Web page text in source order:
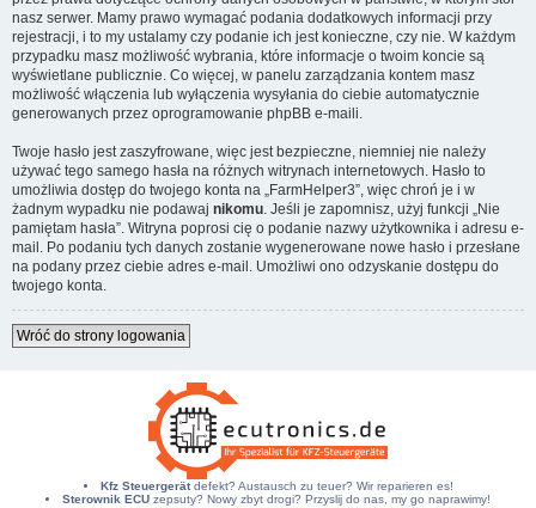
nasz serwer. Mamy prawo wymagać podania dodatkowych informacji przy
rejestracji, i to my ustalamy czy podanie ich jest konieczne, czy nie. W każdym
przypadku masz możliwość wybrania, które informacje o twoim koncie są
wyświetlane publicznie. Co więcej, w panelu zarządzania kontem masz
możliwość włączenia lub wyłączenia wysyłania do ciebie automatycznie
generowanych przez oprogramowanie phpBB e-maili.
Twoje hasło jest zaszyfrowane, więc jest bezpieczne, niemniej nie należy
używać tego samego hasła na różnych witrynach internetowych. Hasło to
umożliwia dostęp do twojego konta na „FarmHelper3”, więc chroń je i w
żadnym wypadku nie podawaj nikomu. Jeśli je zapomnisz, użyj funkcji „Nie
pamiętam hasła”. Witryna poprosi cię o podanie nazwy użytkownika i adresu e-
mail. Po podaniu tych danych zostanie wygenerowane nowe hasło i przesłane
na podany przez ciebie adres e-mail. Umożliwi ono odzyskanie dostępu do
twojego konta.
Wróć do strony logowania
Kfz Steuergerätdefekt? Austausch zu teuer? Wir reparieren es!
Sterownik ECU zepsuty? Nowy zbyt drogi? Przyslij do nas, my go naprawimy!